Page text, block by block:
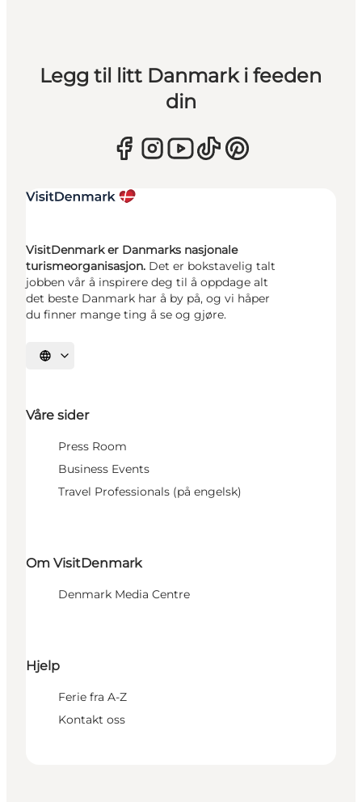
Legg til litt Danmark i feeden
din
VisitDenmark er Danmarks nasjonale
turismeorganisasjon. Det er bokstavelig talt
jobben vår å inspirere deg til å oppdage alt
det beste Danmark har å by på, og vi håper
du finner mange ting å se og gjøre.
Velg språk
Våre sider
Press Room
Business Events
Travel Professionals (på engelsk)
Om VisitDenmark
Denmark Media Centre
Hjelp
Ferie fra A-Z
Kontakt oss